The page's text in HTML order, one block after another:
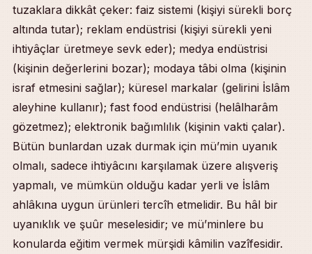
tuzaklara dikkât çeker: faiz sistemi (kişiyi sürekli borç
altında tutar); reklam endüstrisi (kişiyi sürekli yeni
ihtiyâçlar üretmeye sevk eder); medya endüstrisi
(kişinin değerlerini bozar); modaya tâbi olma (kişinin
israf etmesini sağlar); küresel markalar (gelirini İslâm
aleyhine kullanır); fast food endüstrisi (helâlharâm
gözetmez); elektronik bağımlılık (kişinin vakti çalar).
Bütün bunlardan uzak durmak için mü’min uyanık
olmalı, sadece ihtiyâcını karşılamak üzere alışveriş
yapmalı, ve mümkün olduğu kadar yerli ve İslâm
ahlâkına uygun ürünleri tercîh etmelidir. Bu hâl bir
uyanıklık ve şuûr meselesidir; ve mü’minlere bu
konularda eğitim vermek mürşidi kâmilin vazîfesidir.